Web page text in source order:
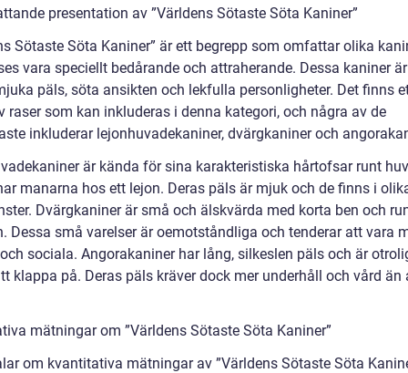
presentation av ”Världens Sötaste Söta Kaniner”
Sötaste Söta Kaniner” är ett begrepp som omfattar olika
vara speciellt bedårande och attraherande. Dessa kaniner
päls, söta ansikten och lekfulla personligheter. Det finns
raser som kan inkluderas i denna kategori, och några av de
inkluderar lejonhuvadekaniner, dvärgkaniner och
är kända för sina karakteristiska hårtofsar runt
manarna hos ett lejon. Deras päls är mjuk och de finns i
Dvärgkaniner är små och älskvärda med korta ben och
Dessa små varelser är oemotståndliga och tenderar att vara
sociala. Angorakaniner har lång, silkeslen päls och är
klappa på. Deras päls kräver dock mer underhåll och vård än
mätningar om ”Världens Sötaste Söta Kaniner”
om kvantitativa mätningar av ”Världens Sötaste Söta